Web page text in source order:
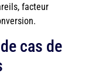
facteur
cas de